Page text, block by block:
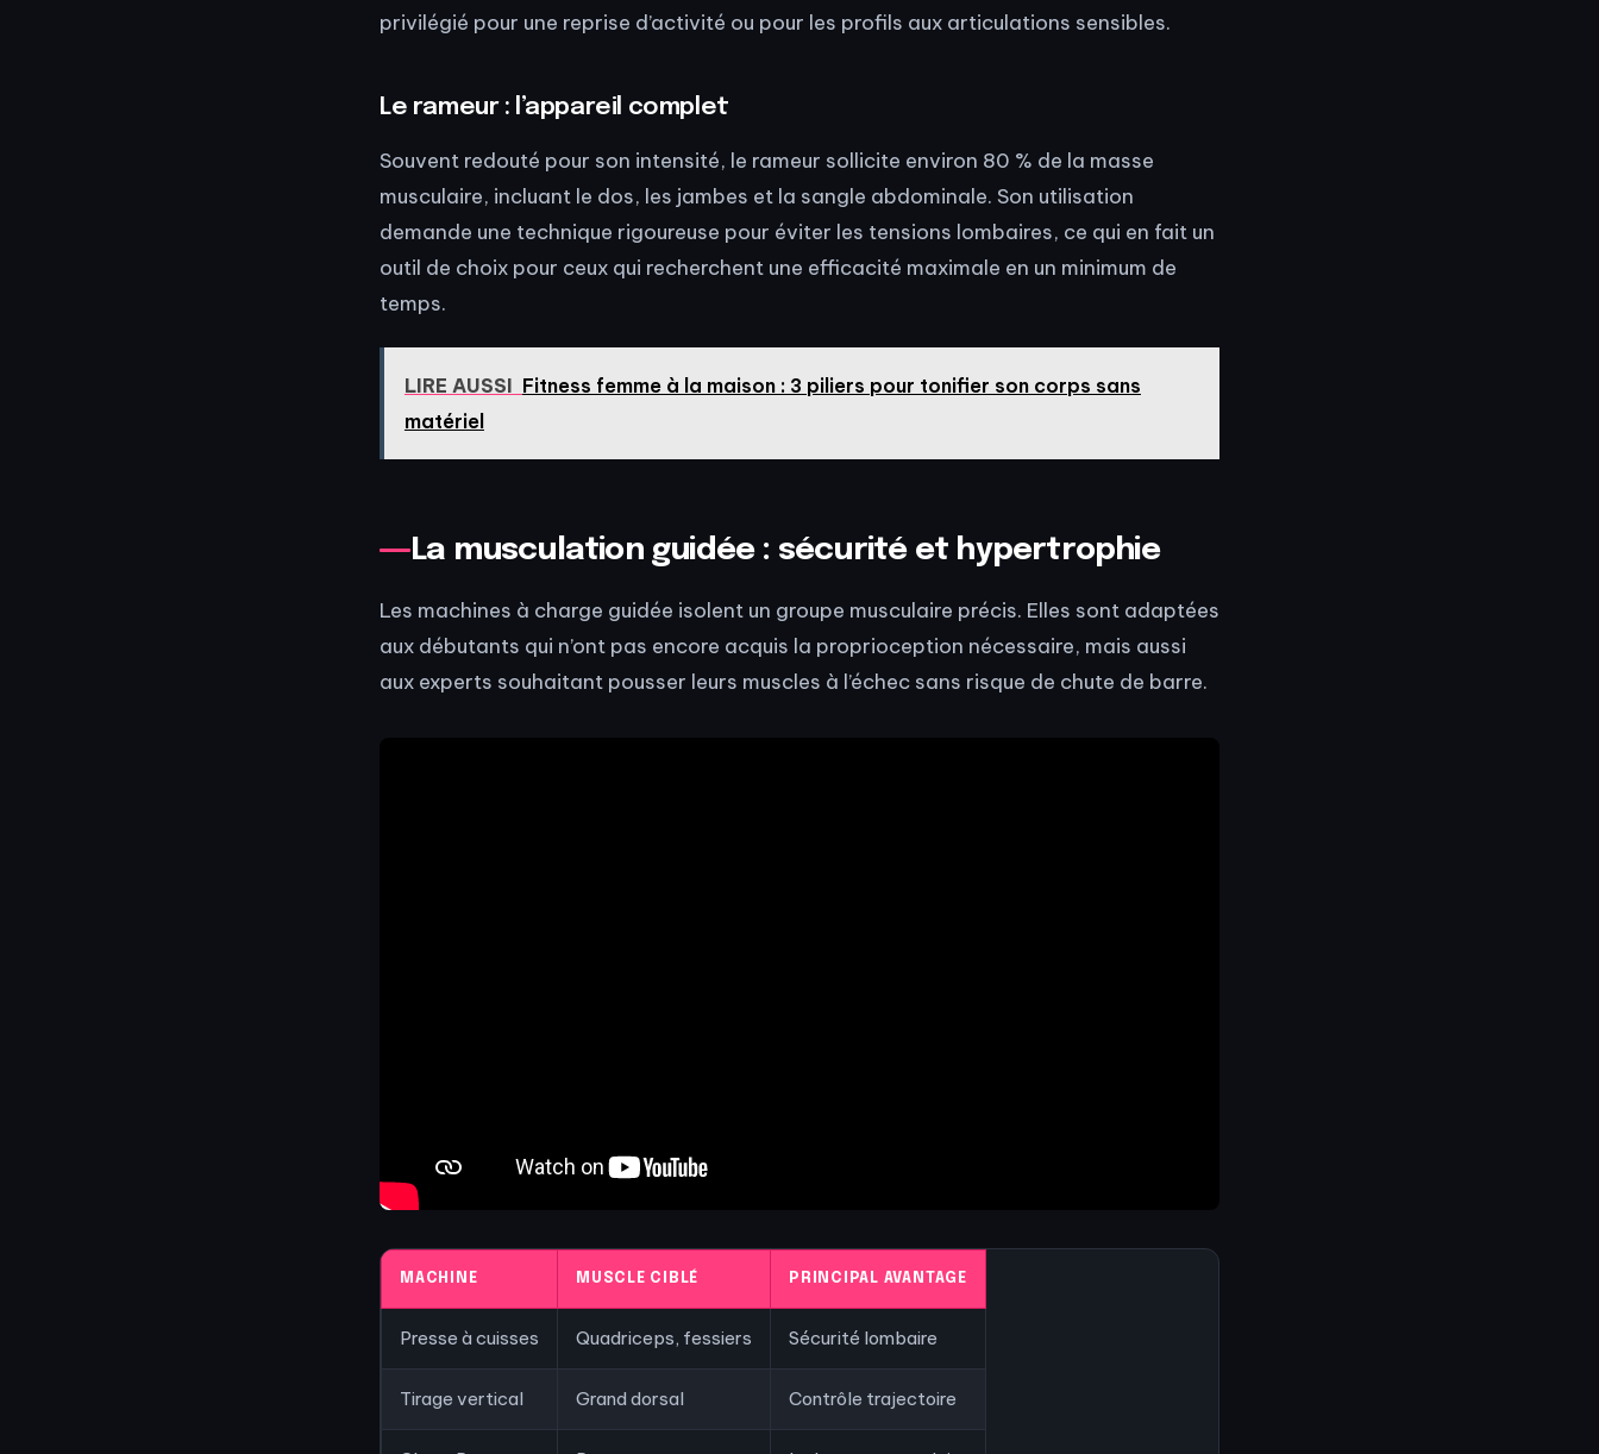
privilégié pour une reprise d’activité ou pour les profils aux articulations sensibles.
Le rameur : l’appareil complet
Souvent redouté pour son intensité, le rameur sollicite environ 80 % de la masse
musculaire, incluant le dos, les jambes et la sangle abdominale. Son utilisation
demande une technique rigoureuse pour éviter les tensions lombaires, ce qui en fait un
outil de choix pour ceux qui recherchent une efficacité maximale en un minimum de
temps.
LIRE AUSSI Fitness femme à la maison : 3 piliers pour tonifier son corps sans
matériel
La musculation guidée : sécurité et hypertrophie
Les machines à charge guidée isolent un groupe musculaire précis. Elles sont adaptées
aux débutants qui n’ont pas encore acquis la proprioception nécessaire, mais aussi
aux experts souhaitant pousser leurs muscles à l’échec sans risque de chute de barre.
MACHINE MUSCLE CIBLÉ PRINCIPAL AVANTAGE
Presse à cuisses Quadriceps, fessiers Sécurité lombaire
Tirage vertical Grand dorsal Contrôle trajectoire